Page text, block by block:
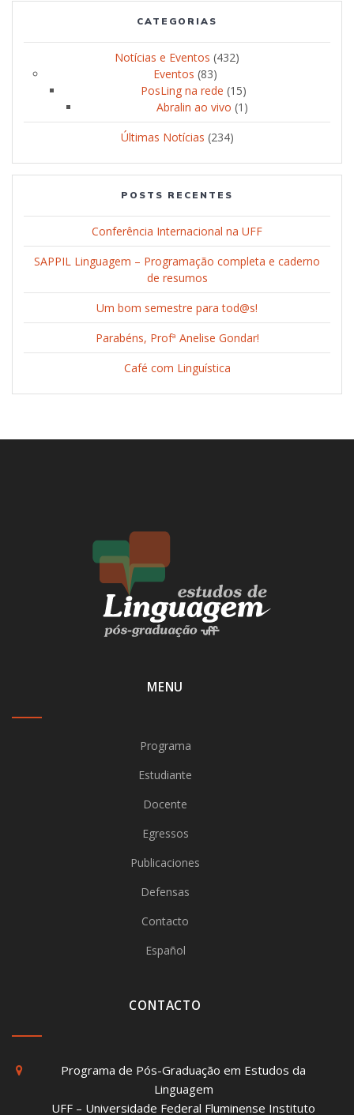
CATEGORIAS
Notícias e Eventos (432)
Eventos (83)
PosLing na rede (15)
Abralin ao vivo (1)
Últimas Notícias (234)
POSTS RECENTES
Conferência Internacional na UFF
SAPPIL Linguagem – Programação completa e caderno
de resumos
Um bom semestre para tod@s!
Parabéns, Profª Anelise Gondar!
Café com Linguística
MENU
Programa
Estudiante
Docente
Egressos
Publicaciones
Defensas
Contacto
Español
CONTACTO
Programa de Pós-Graduação em Estudos da
Linguagem
UFF – Universidade Federal Fluminense Instituto